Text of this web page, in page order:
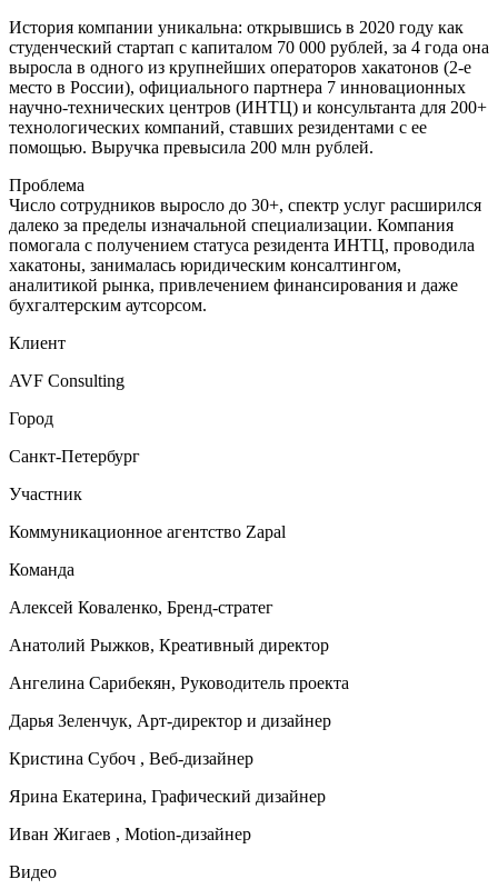
История компании уникальна: открывшись в 2020 году как
студенческий стартап с капиталом 70 000 рублей, за 4 года она
выросла в одного из крупнейших операторов хакатонов (2-е
место в России), официального партнера 7 инновационных
научно-технических центров (ИНТЦ) и консультанта для 200+
технологических компаний, ставших резидентами с ее
помощью. Выручка превысила 200 млн рублей.
Проблема
Число сотрудников выросло до 30+, спектр услуг расширился
далеко за пределы изначальной специализации. Компания
помогала с получением статуса резидента ИНТЦ, проводила
хакатоны, занималась юридическим консалтингом,
аналитикой рынка, привлечением финансирования и даже
бухгалтерским аутсорсом.
Клиент
AVF Consulting
Город
Санкт-Петербург
Участник
Коммуникационное агентство Zapal
Команда
Алексей Коваленко, Бренд-стратег
Анатолий Рыжков, Креативный директор
Ангелина Сарибекян, Руководитель проекта
Дарья Зеленчук, Арт-директор и дизайнер
Кристина Субоч , Веб-дизайнер
Ярина Екатерина, Графический дизайнер
Иван Жигаев , Motion-дизайнер
Видео